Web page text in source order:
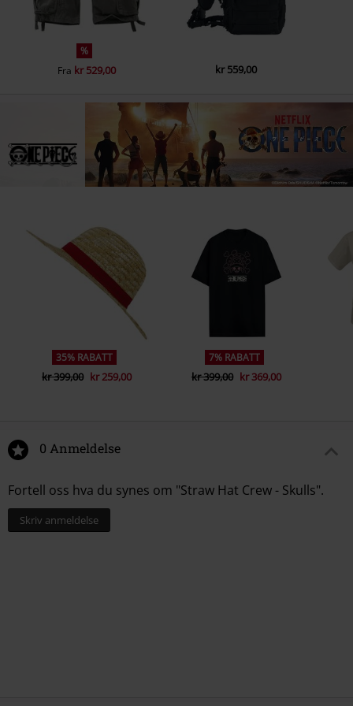
%
Fra kr 529,00 kr 559,00
35% RABATT
kr 399,00 kr 259,00
7% RABATT
kr 399,00 kr 369,00
0 Anmeldelse
Fortell oss hva du synes om "Straw Hat Crew - Skulls".
Skriv anmeldelse